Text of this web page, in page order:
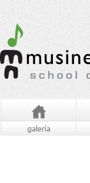
galería